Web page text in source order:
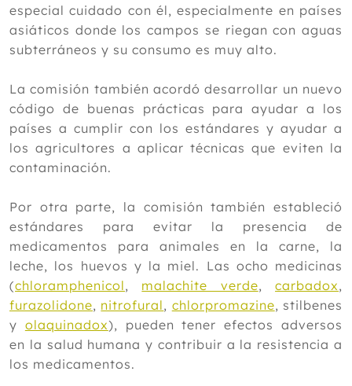
especial cuidado con él, especialmente en países
asiáticos donde los campos se riegan con aguas
subterráneos y su consumo es muy alto.
La comisión también acordó desarrollar un nuevo
código de buenas prácticas para ayudar a los
países a cumplir con los estándares y ayudar a
los agricultores a aplicar técnicas que eviten la
contaminación.
Por otra parte, la comisión también estableció
estándares para evitar la presencia de
medicamentos para animales en la carne, la
leche, los huevos y la miel. Las ocho medicinas
(chloramphenicol, malachite verde,carbadox,
furazolidone, nitrofural, chlorpromazine, stilbenes
y olaquinadox), pueden tener efectos adversos
en la salud humana y contribuir a la resistencia a
los medicamentos.